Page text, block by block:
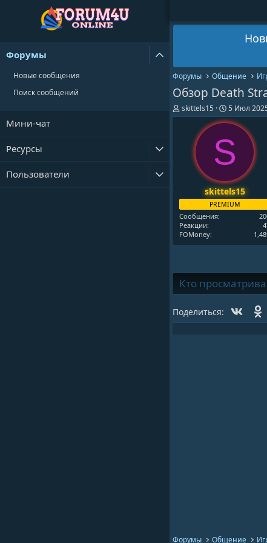
Форумы
Новые сообщения
Поиск сообщений
Мини-чат
Ресурсы
Пользователи
Форумы Общение
Обзор Death
А
в
skittels15
Д
а
т
н
а
ч
л
а
5 Июл
S
skittels15
PREMIUM
Сообщения
Реакции
FOMoney
Кто
Поделиться: Vk
Форумы Общение